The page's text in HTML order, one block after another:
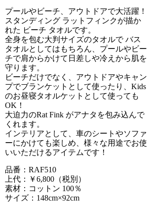
プールやビーチ、アウトドアで大活躍！
スタンディング ラットフィンクが描か
れた ビーチ タオルです。
全身を包む大判サイズのタオルで バス
タオルとしてはもちろん、プールやビー
チで肩からかけて日差しや冷えから肌を
守ります。
ビーチだけでなく、アウトドアやキャン
プでブランケットとして使ったり、Kids
のお昼寝タオルケットとして使っても
OK！
大迫力のRat Fink がアナタを包み込んで
くれます。
インテリアとして、車のシートやソファ
ーにかけても楽しめ、様々な用途でお使
いいただけるアイテムです！
品番：RAF510
上代：￥6,800（税別）
素材：コットン 100％
サイズ：148cm×92cm